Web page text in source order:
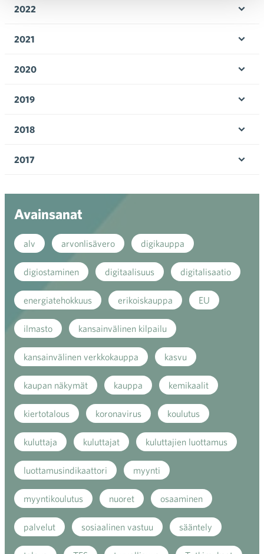
2022
2021
2020
2019
2018
2017
Avainsanat
alv arvonlisävero digikauppa
digiostaminen digitaalisuus digitalisaatio
energiatehokkuus erikoiskauppa EU
ilmasto kansainvälinen kilpailu
kansainvälinen verkkokauppa kasvu
kaupan näkymät kauppa kemikaalit
kiertotalous koronavirus koulutus
kuluttaja kuluttajat kuluttajien luottamus
luottamusindikaattori myynti
myyntikoulutus nuoret osaaminen
palvelut sosiaalinen vastuu sääntely